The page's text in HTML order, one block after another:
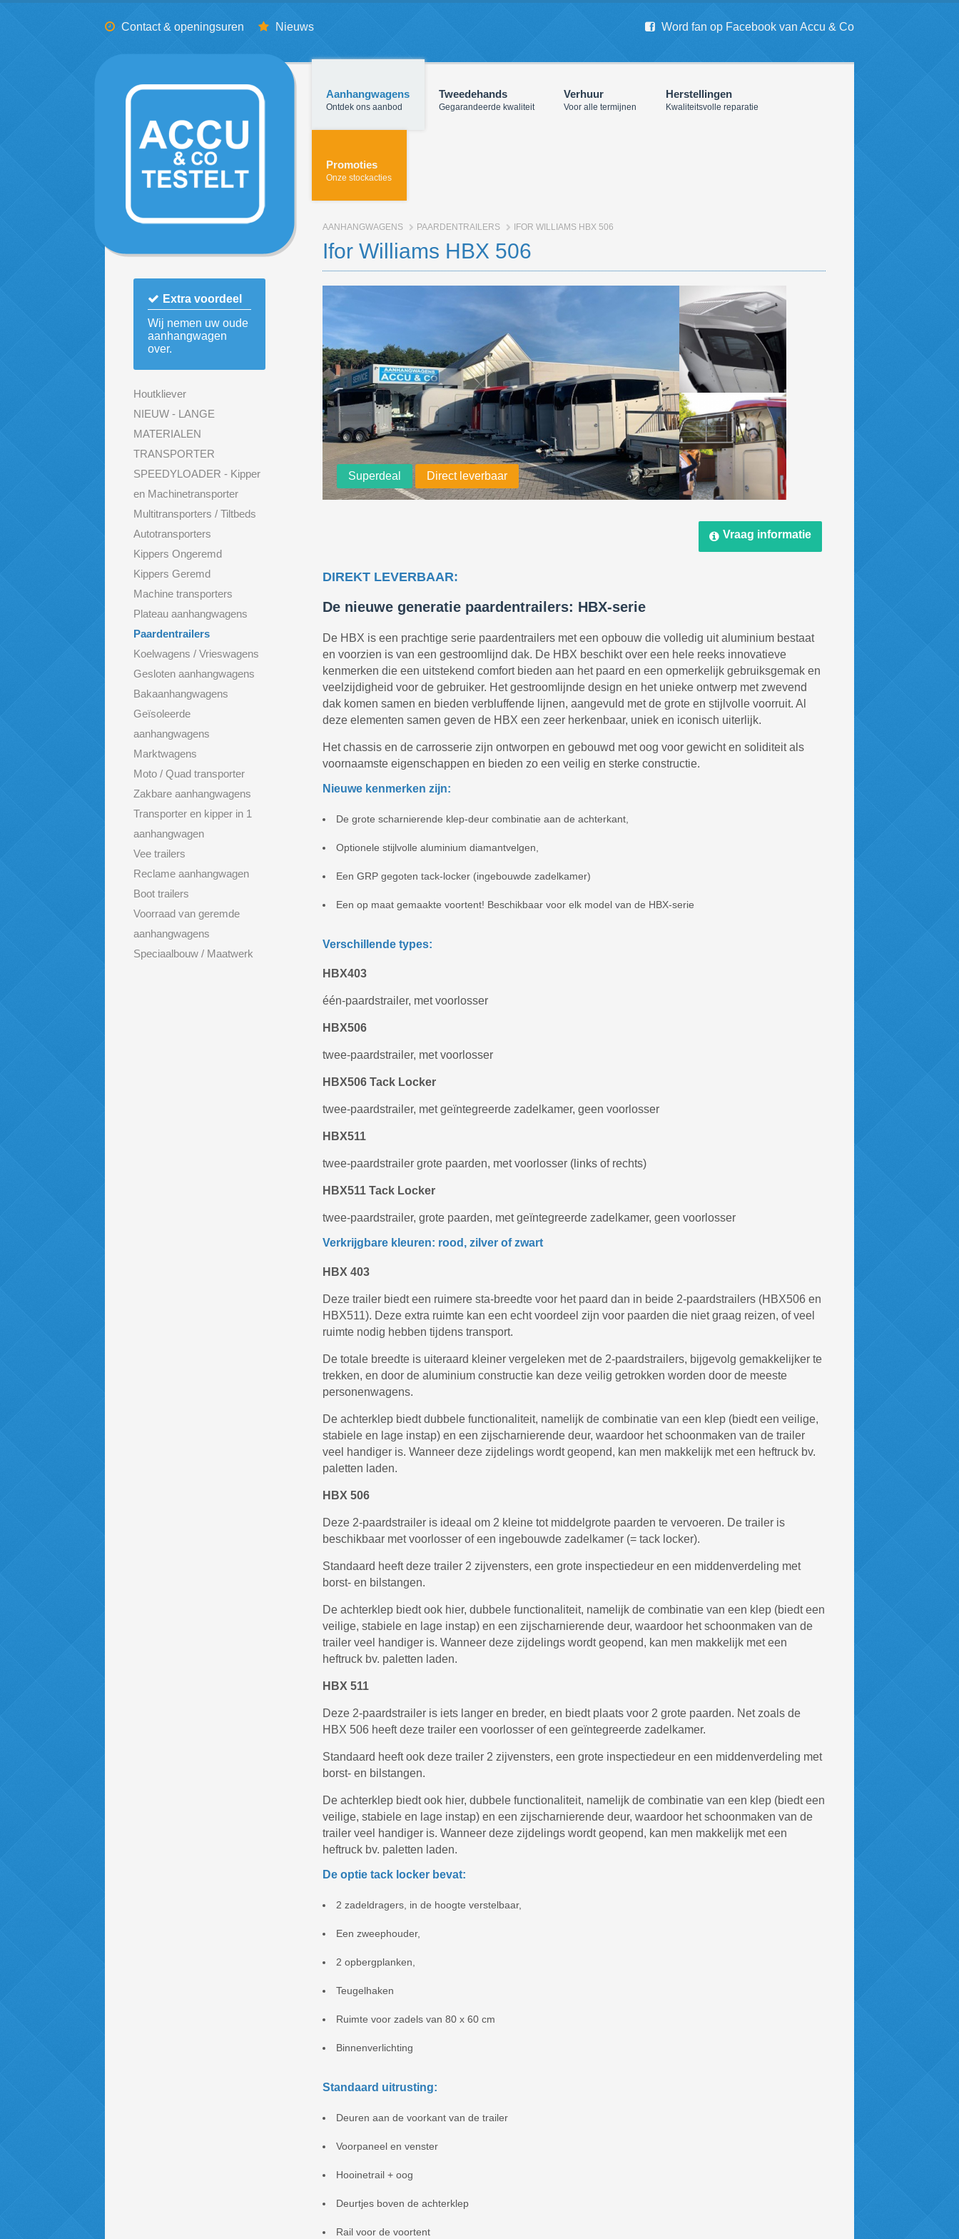
Contact & openingsuren Nieuws Word fan op Facebook van Accu & Co
Extra voordeel
Wij nemen uw oude
aanhangwagen
over.
Houtkliever
NIEUW - LANGE
MATERIALEN
TRANSPORTER
SPEEDYLOADER - Kipper
en Machinetransporter
Multitransporters / Tiltbeds
Autotransporters
Kippers Ongeremd
Kippers Geremd
Machine transporters
Plateau aanhangwagens
Paardentrailers
Koelwagens / Vrieswagens
Gesloten aanhangwagens
Bakaanhangwagens
Geïsoleerde
aanhangwagens
Marktwagens
Moto / Quad transporter
Zakbare aanhangwagens
Transporter en kipper in 1
aanhangwagen
Vee trailers
Reclame aanhangwagen
Boot trailers
Voorraad van geremde
aanhangwagens
Speciaalbouw / Maatwerk
Aanhangwagens
Ontdek ons aanbod
Tweedehands
Gegarandeerde kwaliteit
Verhuur
Voor alle termijnen
Herstellingen
Kwaliteitsvolle reparatie
Promoties
Onze stockacties
AANHANGWAGENS PAARDENTRAILERS IFOR WILLIAMS HBX 506
Ifor Williams HBX 506
Superdeal Direct leverbaar
Vraag informatie
DIREKT LEVERBAAR:
De nieuwe generatie paardentrailers: HBX-serie
De HBX is een prachtige serie paardentrailers met een opbouw die volledig uit aluminium bestaat
en voorzien is van een gestroomlijnd dak. De HBX beschikt over een hele reeks innovatieve
kenmerken die een uitstekend comfort bieden aan het paard en een opmerkelijk gebruiksgemak en
veelzijdigheid voor de gebruiker. Het gestroomlijnde design en het unieke ontwerp met zwevend
dak komen samen en bieden verbluffende lijnen, aangevuld met de grote en stijlvolle voorruit. Al
deze elementen samen geven de HBX een zeer herkenbaar, uniek en iconisch uiterlijk.
Het chassis en de carrosserie zijn ontworpen en gebouwd met oog voor gewicht en soliditeit als
voornaamste eigenschappen en bieden zo een veilig en sterke constructie.
Nieuwe kenmerken zijn:
De grote scharnierende klep-deur combinatie aan de achterkant,
Optionele stijlvolle aluminium diamantvelgen,
Een GRP gegoten tack-locker (ingebouwde zadelkamer)
Een op maat gemaakte voortent! Beschikbaar voor elk model van de HBX-serie
Verschillende types:
HBX403
één-paardstrailer, met voorlosser
HBX506
twee-paardstrailer, met voorlosser
HBX506 Tack Locker
twee-paardstrailer, met geïntegreerde zadelkamer, geen voorlosser
HBX511
twee-paardstrailer grote paarden, met voorlosser (links of rechts)
HBX511 Tack Locker
twee-paardstrailer, grote paarden, met geïntegreerde zadelkamer, geen voorlosser
Verkrijgbare kleuren: rood, zilver of zwart
HBX 403
Deze trailer biedt een ruimere sta-breedte voor het paard dan in beide 2-paardstrailers (HBX506 en
HBX511). Deze extra ruimte kan een echt voordeel zijn voor paarden die niet graag reizen, of veel
ruimte nodig hebben tijdens transport.
De totale breedte is uiteraard kleiner vergeleken met de 2-paardstrailers, bijgevolg gemakkelijker te
trekken, en door de aluminium constructie kan deze veilig getrokken worden door de meeste
personenwagens.
De achterklep biedt dubbele functionaliteit, namelijk de combinatie van een klep (biedt een veilige,
stabiele en lage instap) en een zijscharnierende deur, waardoor het schoonmaken van de trailer
veel handiger is. Wanneer deze zijdelings wordt geopend, kan men makkelijk met een heftruck bv.
paletten laden.
HBX 506
Deze 2-paardstrailer is ideaal om 2 kleine tot middelgrote paarden te vervoeren. De trailer is
beschikbaar met voorlosser of een ingebouwde zadelkamer (= tack locker).
Standaard heeft deze trailer 2 zijvensters, een grote inspectiedeur en een middenverdeling met
borst- en bilstangen.
De achterklep biedt ook hier, dubbele functionaliteit, namelijk de combinatie van een klep (biedt een
veilige, stabiele en lage instap) en een zijscharnierende deur, waardoor het schoonmaken van de
trailer veel handiger is. Wanneer deze zijdelings wordt geopend, kan men makkelijk met een
heftruck bv. paletten laden.
HBX 511
Deze 2-paardstrailer is iets langer en breder, en biedt plaats voor 2 grote paarden. Net zoals de
HBX 506 heeft deze trailer een voorlosser of een geïntegreerde zadelkamer.
Standaard heeft ook deze trailer 2 zijvensters, een grote inspectiedeur en een middenverdeling met
borst- en bilstangen.
De achterklep biedt ook hier, dubbele functionaliteit, namelijk de combinatie van een klep (biedt een
veilige, stabiele en lage instap) en een zijscharnierende deur, waardoor het schoonmaken van de
trailer veel handiger is. Wanneer deze zijdelings wordt geopend, kan men makkelijk met een
heftruck bv. paletten laden.
De optie tack locker bevat:
2 zadeldragers, in de hoogte verstelbaar,
Een zweephouder,
2 opbergplanken,
Teugelhaken
Ruimte voor zadels van 80 x 60 cm
Binnenverlichting
Standaard uitrusting:
Deuren aan de voorkant van de trailer
Voorpaneel en venster
Hooinetrail + oog
Deurtjes boven de achterklep
Rail voor de voortent